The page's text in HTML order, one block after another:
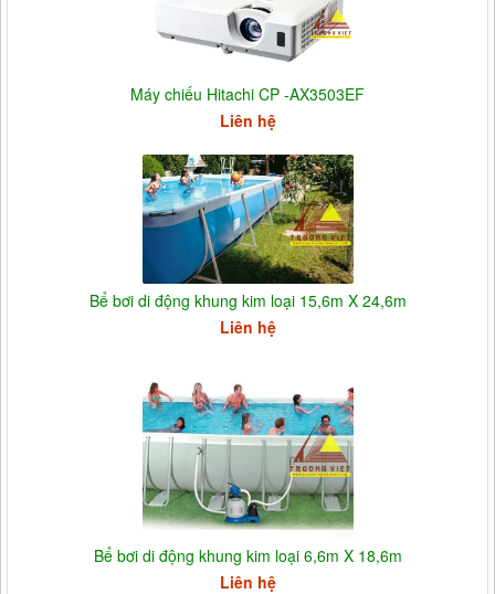
Máy chiếu Hitachi CP -AX3503EF
Liên hệ
Bể bơi di động khung kim loại 15,6m X 24,6m
Liên hệ
Bể bơi di động khung kim loại 6,6m X 18,6m
Liên hệ